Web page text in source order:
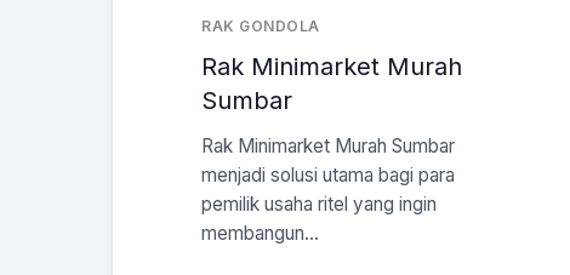
RAK GONDOLA
Rak Minimarket Murah
Sumbar
Rak Minimarket Murah Sumbar
menjadi solusi utama bagi para
pemilik usaha ritel yang ingin
membangun...